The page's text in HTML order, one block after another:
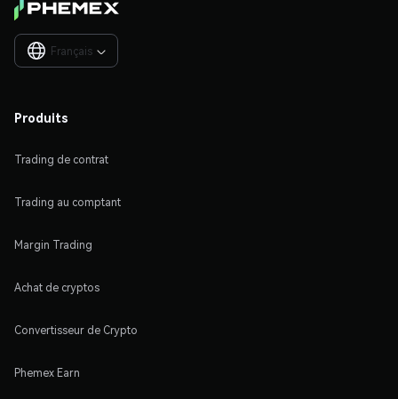
Français 
Produits
Trading de contrat
Trading au comptant
Margin Trading
Achat de cryptos
Convertisseur de Crypto
Phemex Earn